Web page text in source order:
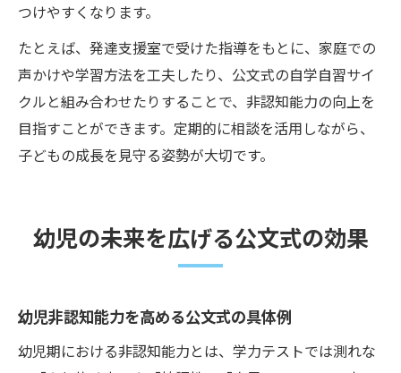
つけやすくなります。
たとえば、発達支援室で受けた指導をもとに、家庭での
声かけや学習方法を工夫したり、公文式の自学自習サイ
クルと組み合わせたりすることで、非認知能力の向上を
目指すことができます。定期的に相談を活用しながら、
子どもの成長を見守る姿勢が大切です。
幼児の未来を広げる公文式の効果
幼児非認知能力を高める公文式の具体例
幼児期における非認知能力とは、学力テストでは測れな